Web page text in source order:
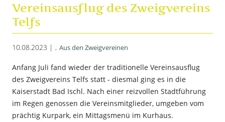
Vereinsausflug des Zweigvereins
Telfs
10.08.2023 | Aus den Zweigvereinen
Anfang Juli fand wieder der traditionelle Vereinsausflug
des Zweigvereins Telfs statt - diesmal ging es in die
Kaiserstadt Bad Ischl. Nach einer reizvollen Stadtführung
im Regen genossen die Vereinsmitglieder, umgeben vom
prächtig Kurpark, ein Mittagsmenü im Kurhaus.